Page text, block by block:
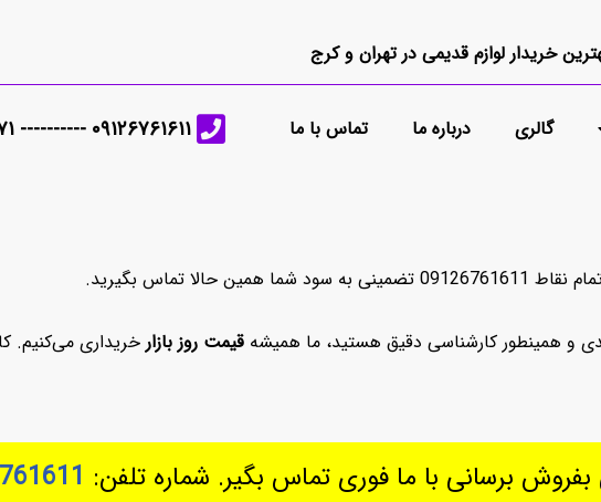
خریدار لوازم قدیمی در تهران و کرج
گالری درباره ما تماس با ما ۰۹۱۲۶۷۶۱۶۱۱ ---------- ۰۲۱-۲۲۱۴۴۷۷۱
تماس بگیرید.
و همینطور کارشناسی دقیق هستید، ما همیشه قیمت روز بازار خریداری می‌کنیم.
برسانی با ما فوری تماس بگیر. شماره تلفن: